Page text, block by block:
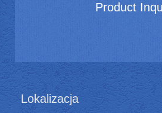
Product
Lokalizacja